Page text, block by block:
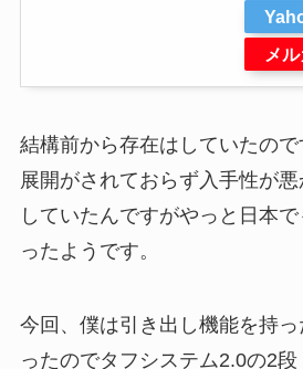
メ
結構前から存在はしていたの
展開がされておらず入手性が
していたんですがやっと日本
ったようです。
今回、僕は引き出し機能を持
ったのでタフシステム2.0の2